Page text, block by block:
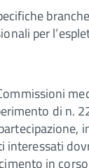
per
di n.
interessati
in